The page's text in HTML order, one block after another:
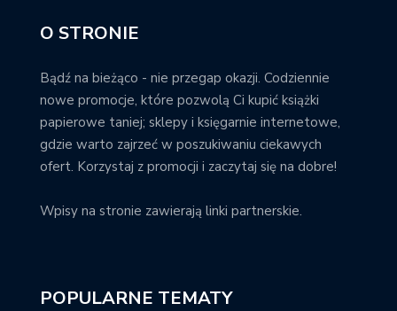
O STRONIE
Bądź na bieżąco - nie przegap okazji. Codziennie
nowe promocje, które pozwolą Ci kupić książki
papierowe taniej; sklepy i księgarnie internetowe,
gdzie warto zajrzeć w poszukiwaniu ciekawych
ofert. Korzystaj z promocji i zaczytaj się na dobre!
Wpisy na stronie zawierają linki partnerskie.
POPULARNE TEMATY